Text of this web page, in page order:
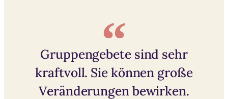
Gruppengebete sind sehr
kraftvoll. Sie können große
Veränderungen bewirken.